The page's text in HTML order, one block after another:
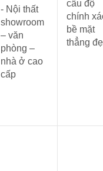
- Nội thất
showroom
– văn
phòng –
nhà ở cao
cấp
cầu độ
chính
bề mặt
thẳng